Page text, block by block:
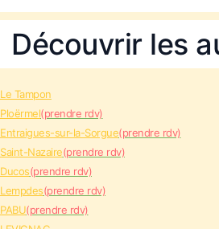
Découvrir les
Le Tampon
Ploërmel(prendre rdv)
Entraigues-sur-la-Sorgue(prendre rdv)
Saint-Nazaire(prendre rdv)
Ducos(prendre rdv)
Lempdes(prendre rdv)
PABU(prendre rdv)